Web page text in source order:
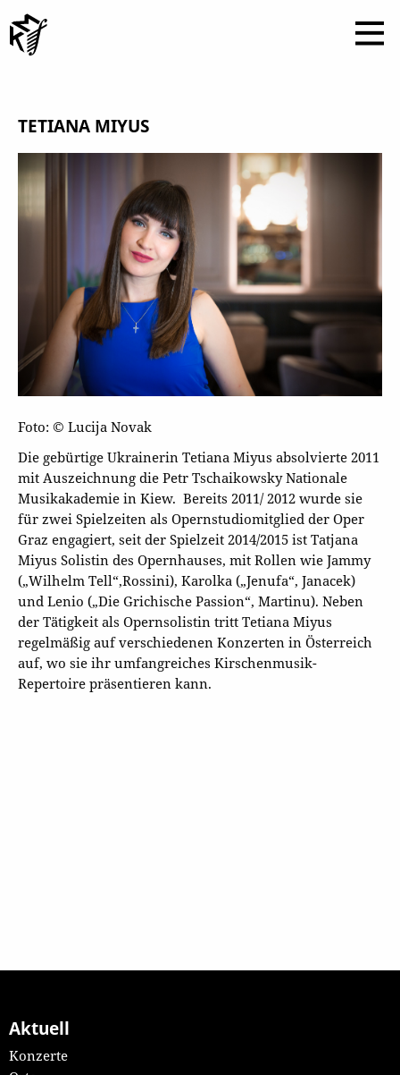
TETIANA MIYUS
Foto: © Lucija Novak
Die gebürtige Ukrainerin Tetiana Miyus absolvierte 2011
mit Auszeichnung die Petr Tschaikowsky Nationale
Musikakademie in Kiew. Bereits 2011/ 2012 wurde sie
für zwei Spielzeiten als Opernstudiomitglied der Oper
Graz engagiert, seit der Spielzeit 2014/2015 ist Tatjana
Miyus Solistin des Opernhauses, mit Rollen wie Jammy
(„Wilhelm Tell“,Rossini), Karolka („Jenufa“, Janacek)
und Lenio („Die Grichische Passion“, Martinu). Neben
der Tätigkeit als Opernsolistin tritt Tetiana Miyus
regelmäßig auf verschiedenen Konzerten in Österreich
auf, wo sie ihr umfangreiches Kirschenmusik-
Repertoire präsentieren kann.
Aktuell
Konzerte